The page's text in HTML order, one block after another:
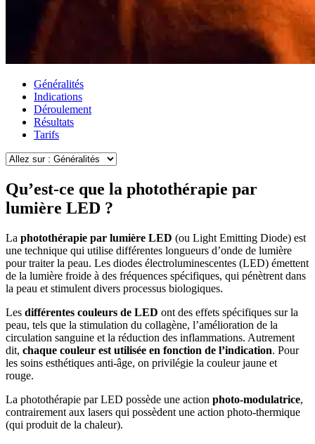
Généralités
Indications
Déroulement
Résultats
Tarifs
Qu’est-ce que la photothérapie par
lumière LED ?
La photothérapie par lumière LED (ou Light Emitting Diode) est
une technique qui utilise différentes longueurs d’onde de lumière
pour traiter la peau. Les diodes électroluminescentes (LED) émettent
de la lumière froide à des fréquences spécifiques, qui pénètrent dans
la peau et stimulent divers processus biologiques.
Les différentes couleurs de LED ont des effets spécifiques sur la
peau, tels que la stimulation du collagène, l’amélioration de la
circulation sanguine et la réduction des inflammations. Autrement
dit, chaque couleur est utilisée en fonction de l’indication. Pour
les soins esthétiques anti-âge, on privilégie la couleur jaune et
rouge.
La photothérapie par LED possède une action photo-modulatrice,
contrairement aux lasers qui possèdent une action photo-thermique
(qui produit de la chaleur).